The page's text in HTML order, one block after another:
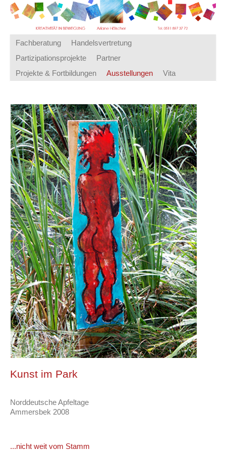
Fachberatung
Handelsvertretung
Partizipationsprojekte
Partner
Projekte & Fortbildungen
Ausstellungen Vita
Kunst im Park
Norddeutsche Apfeltage
Ammersbek 2008
...nicht weit vom Stamm